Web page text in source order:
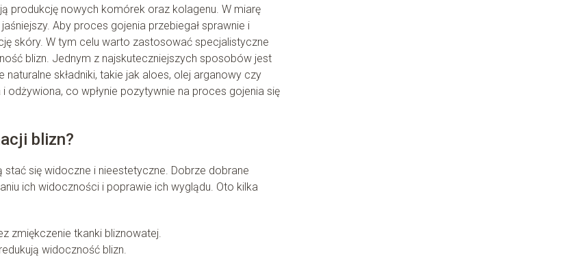
produkcję nowych komórek oraz kolagenu. W miarę
Aby proces gojenia przebiegał sprawnie i
skóry. W tym celu warto zastosować specjalistyczne
blizn. Jednym z najskuteczniejszych sposobów jest
składniki, takie jak aloes, olej arganowy czy
odżywiona, co wpłynie pozytywnie na proces gojenia się
blizn?
stać się widoczne i nieestetyczne. Dobrze dobrane
ich widoczności i poprawie ich wyglądu. Oto kilka
zmiękczenie tkanki bliznowatej.
widoczność blizn.